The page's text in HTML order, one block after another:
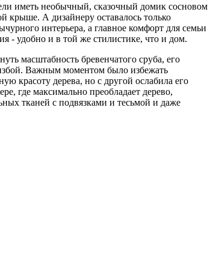
иметь необычный, сказочный домик сосновом
крыше. А дизайнеру оставалось только
интерьера, а главное комфорт для семьи
- удобно и в той же стилистике, что и дом.
масштабность бревенчатого сруба, его
избой. Важным моментом было избежать
красоту дерева, но с другой ослабила его
где максимально преобладает дерево,
тканей с подвязками и тесьмой и даже